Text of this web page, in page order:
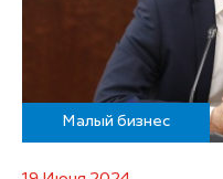
Малый бизнес